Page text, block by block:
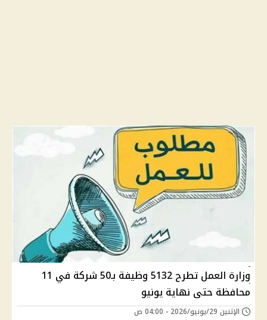
وزارة العمل تطرح 5132 وظيفة بـ50 شركة في 11
محافظة حتى نهاية يونيو
الإثنين 29/يونيو/2026 - 04:00 ص